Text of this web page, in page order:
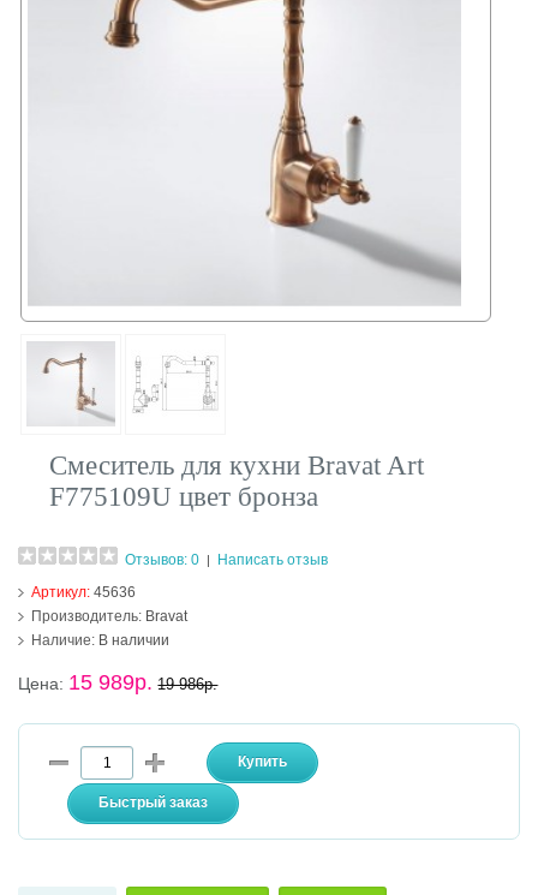
Смеситель для кухни Bravat Art
F775109U цвет бронза
Отзывов: 0
Написать отзыв
Артикул:45636
Производитель: Bravat
Наличие: В наличии
Цена: 15 989р. 19 986р.